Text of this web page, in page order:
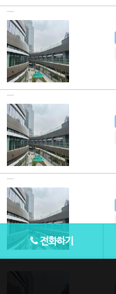
전화하기